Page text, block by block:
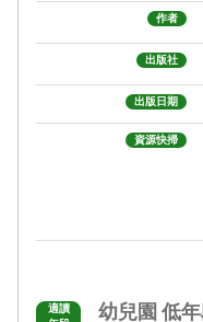
作者
出版社
出版日期
資源快掃
適讀
幼兒園 低